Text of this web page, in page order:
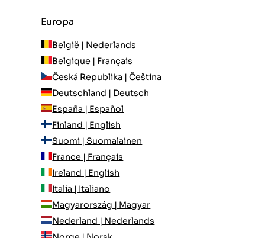
Europa
België | Nederlands
Belgique | Français
Česká Republika | Čeština
Deutschland | Deutsch
España | Español
Finland | English
Suomi | Suomalainen
France | Français
Ireland | English
Italia | Italiano
Magyarország | Magyar
Nederland | Nederlands